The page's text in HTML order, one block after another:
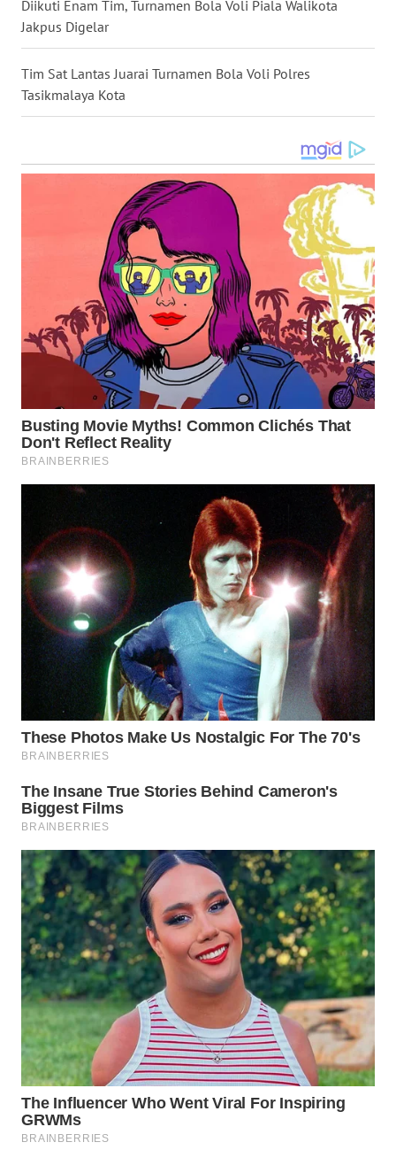
Diikuti Enam Tim, Turnamen Bola Voli Piala Walikota
Jakpus Digelar
Tim Sat Lantas Juarai Turnamen Bola Voli Polres
Tasikmalaya Kota
WN
DANAU
TOBA
NIAS
WN
TAPANULI
SELATAN
WN
TANJUNG
LESUNG
WN
KARO
WN
WN
WN
TAPANULI
TENGAH
WN DELI
SERDANG
WN
TEBING
TINGGI
WN
PAKPAK